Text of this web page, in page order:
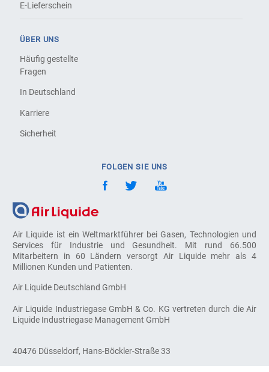
Air Liquide ist ein Weltmarktführer bei Gasen, Technologien und
Services für Industrie und Gesundheit. Mit rund 66.500
Mitarbeitern in 60 Ländern versorgt Air Liquide mehr als 4
Millionen Kunden und Patienten.
Air Liquide Deutschland GmbH
Air Liquide Industriegase GmbH & Co. KG vertreten durch die Air
Liquide Industriegase Management GmbH
40476 Düsseldorf, Hans-Böckler-Straße 33
E-Lieferschein
ÜBER UNS
Häufig gestellte
Fragen
In Deutschland
Karriere
Sicherheit
FOLGEN SIE UNS